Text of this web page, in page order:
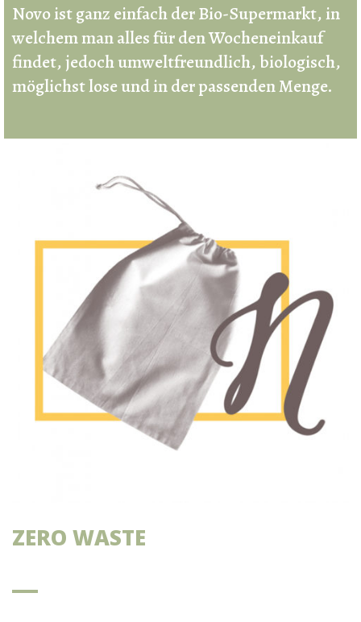
Novo ist ganz einfach der Bio-Supermarkt, in
welchem man alles für den Wocheneinkauf
findet, jedoch umweltfreundlich, biologisch,
möglichst lose und in der passenden Menge.
ZERO WASTE